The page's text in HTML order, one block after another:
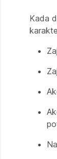
Kada